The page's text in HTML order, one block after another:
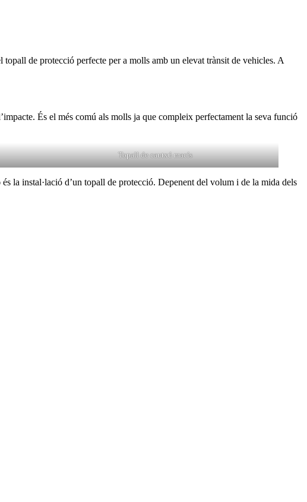
de protecció perfecte per a molls amb un elevat trànsit de vehicles. A
És el més comú als molls ja que compleix perfectament la seva funció
Topall de cautxú macís
la instal·lació d’un topall de protecció. Depenent del volum i de la mida dels